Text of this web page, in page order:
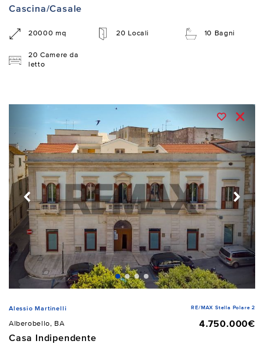
Cascina/Casale
20000 mq 20 Locali 10 Bagni
20 Camere da
letto
Alessio Martinelli RE/MAX Stella Polare 2
Alberobello, BA
4.750.000€
Casa Indipendente